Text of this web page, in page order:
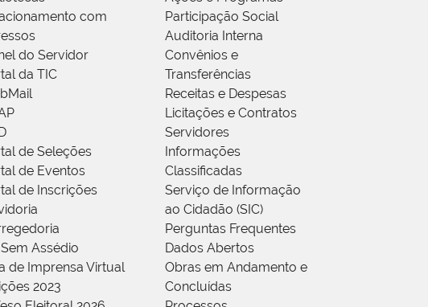
com
do Servidor
da TIC
de Seleções
de Eventos
de Inscrições
Sem Assédio
de Imprensa Virtual
2023
Participação Social
Auditoria Interna
Convênios e
Transferências
Receitas e Despesas
Licitações e Contratos
Servidores
Informações
Classificadas
Serviço de Informação
ao Cidadão (SIC)
Perguntas Frequentes
Dados Abertos
Obras em Andamento e
Concluídas